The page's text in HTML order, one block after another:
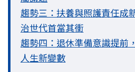
趨勢三：扶養與照護責任成
治世代首當其衝
趨勢四：退休準備意識提前
人生新變數